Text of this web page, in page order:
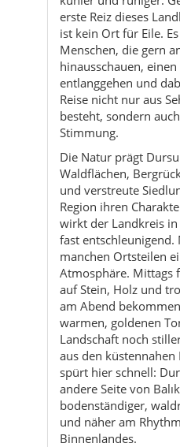
erste Reiz dieses
ist kein Ort für Eile.
Menschen, die gern
hinausschauen,
entlanggehen und
Reise nicht nur aus
besteht, sondern
Stimmung.
Die Natur prägt
Waldflächen,
und verstreute
Region ihren
wirkt der Landkreis
fast
manchen Ortsteilen
Atmosphäre. Mittags
auf Stein, Holz und
am Abend
warmen, goldenen
Landschaft noch
aus den
spürt hier schnell:
andere Seite von
bodenständiger,
und näher am
Binnenlandes.